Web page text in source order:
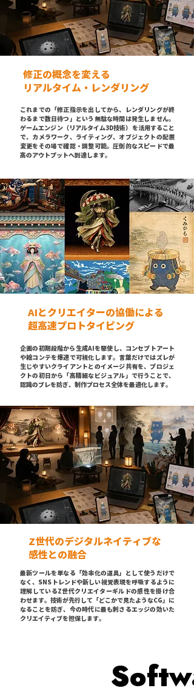
修正の概念を変える
リアルタイム・レンダリング
これまでの「修正指示を出してから、レンダリングが終
わるまで数日待つ」という無駄な時間は発生しません。
ゲームエンジン（リアルタイム3D技術）を活用すること
で、カメラワーク、ライティング、オブジェクトの配置
変更をその場で確認・調整可能。圧倒的なスピードで最
高のアウトプットへ到達します。
AIとクリエイターの協働による
超高速プロトタイピング
企画の初期段階から生成AIを駆使し、コンセプトアート
や絵コンテを爆速で可視化します。言葉だけではズレが
生じやすいクライアントとのイメージ共有を、プロジェ
クトの初日から「高精細なビジュアル」で行うことで、
認識のブレを防ぎ、制作プロセス全体を最適化します。
Z世代のデジタルネイティブな
感性との融合
最新ツールを単なる「効率化の道具」として使うだけで
なく、SNSトレンドや新しい視覚表現を呼吸するように
理解しているZ世代クリエイターギルドの感性を掛け合
わせます。技術が先行して「どこかで見たようなCG」に
なることを防ぎ、今の時代に最も刺さるエッジの効いた
クリエイティブを担保します。